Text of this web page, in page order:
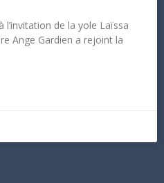
de la yole Laïssa
Ange Gardien a rejoint la